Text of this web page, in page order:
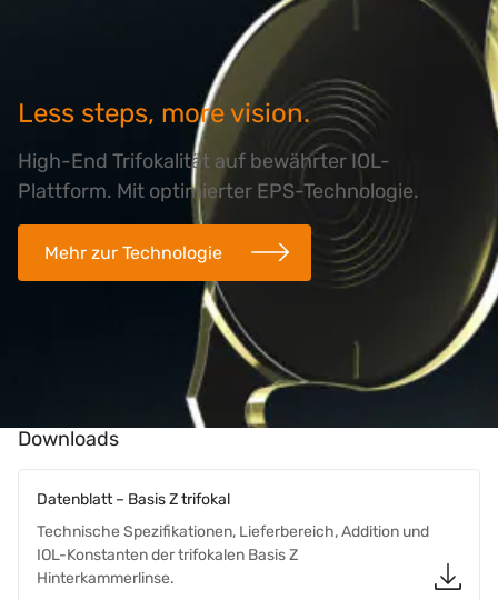
Less steps, more vision.
High-End Trifokalität auf bewährter IOL-
Plattform. Mit optimierter EPS-Technologie.
Mehr zur Technologie
Downloads
Datenblatt – Basis Z trifokal
Technische Spezifikationen, Lieferbereich, Addition und
IOL-Konstanten der trifokalen Basis Z
Hinterkammerlinse.